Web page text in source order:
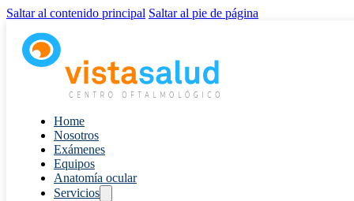
Saltar al contenido principal Saltar al pie de página
Home
Nosotros
Exámenes
Equipos
Anatomía ocular
Servicios